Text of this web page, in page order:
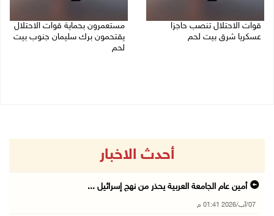
قوات الاحتلال تنصب حاجزا
عسكريا شرق بيت لحم
مستعمرون بحماية قوات الاحتلال
يقتحمون برك سليمان جنوب بيت
لحم
أحدث الاخبار
أمين عام الجامعة العربية يحذر من نهج إسرائيل ...
07/آب/2026 01:41 م